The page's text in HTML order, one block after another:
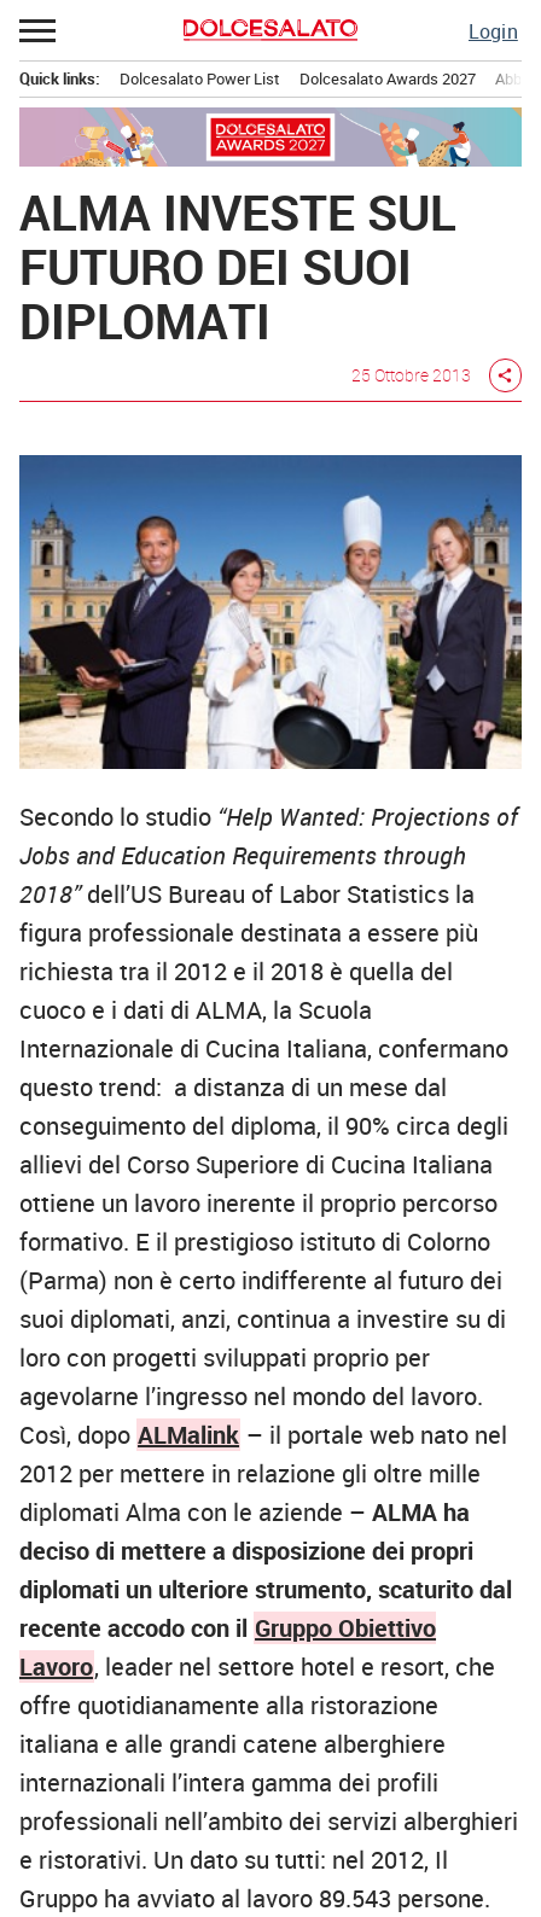
Passa
al
contenuto
Login
principale
Quick links: Dolcesalato Power List Dolcesalato Awards 2027
ALMA INVESTE SUL
FUTURO DEI SUOI
DIPLOMATI
25 Ottobre 2013 share
Secondo lo studio “Help Wanted: Projections of
Jobs and Education Requirements through
2018”dell’US Bureau of Labor Statistics la
figura professionale destinata a essere più
richiesta tra il 2012 e il 2018 è quella del
cuoco e i dati di ALMA, la Scuola
Internazionale di Cucina Italiana, confermano
questo trend: a distanza di un mese dal
conseguimento del diploma, il 90% circa degli
allievi del Corso Superiore di Cucina Italiana
ottiene un lavoro inerente il proprio percorso
formativo. E il prestigioso istituto di Colorno
(Parma) non è certo indifferente al futuro dei
suoi diplomati, anzi, continua a investire su di
loro con progetti sviluppati proprio per
agevolarne l’ingresso nel mondo del lavoro.
Così, dopo ALMalink – il portale web nato nel
2012 per mettere in relazione gli oltre mille
diplomati Alma con le aziende – ALMA ha
deciso di mettere a disposizione dei propri
diplomati un ulteriore strumento, scaturito dal
recente accodo con il Gruppo Obiettivo
Lavoro, leader nel settore hotel e resort, che
offre quotidianamente alla ristorazione
italiana e alle grandi catene alberghiere
internazionali l’intera gamma dei profili
professionali nell’ambito dei servizi alberghieri
e ristorativi. Un dato su tutti: nel 2012, Il
Gruppo ha avviato al lavoro 89.543 persone.